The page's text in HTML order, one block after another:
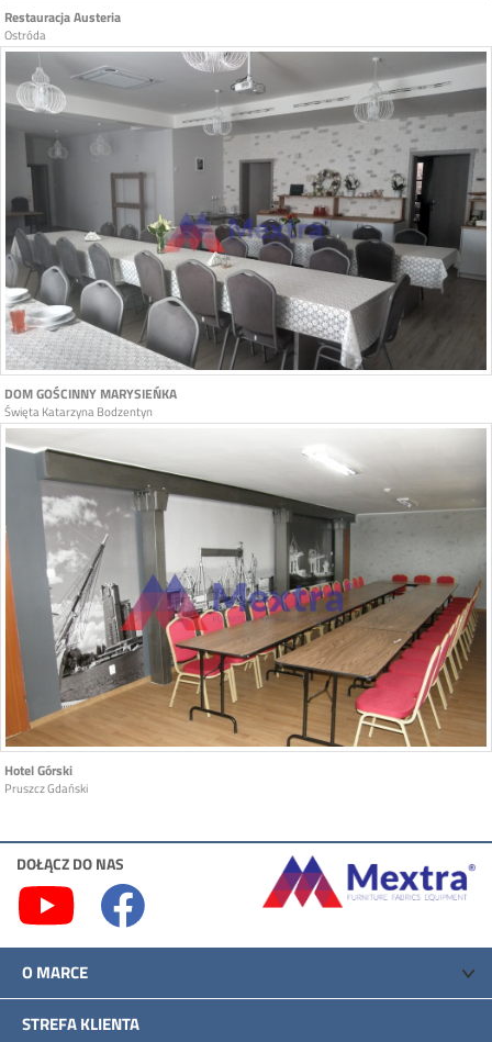
Restauracja Austeria
Ostróda
DOM GOŚCINNY MARYSIEŃKA
Święta Katarzyna Bodzentyn
Hotel Górski
Pruszcz Gdański
DOŁĄCZ DO NAS
O MARCE
STREFA KLIENTA